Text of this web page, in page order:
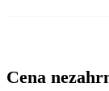
Cena